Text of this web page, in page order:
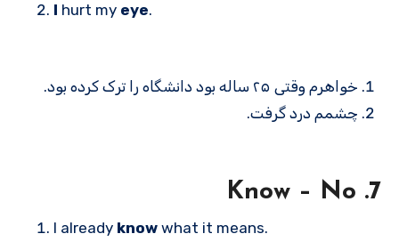
I hurt my eye.
خواهرم وقتی ۲۵ ساله بود دانشگاه را ترک کرده بود.
چشمم درد گرفت.
7. Know – No
I already know what it means.